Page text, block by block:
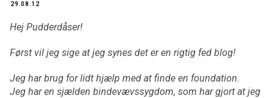
29.08.12
Hej Pudderdåser!
Først vil jeg sige at jeg synes det er en rigtig fed blog!
Jeg har brug for lidt hjælp med at finde en foundation.
Jeg har en sjælden bindevævssygdom, som har gjort at jeg